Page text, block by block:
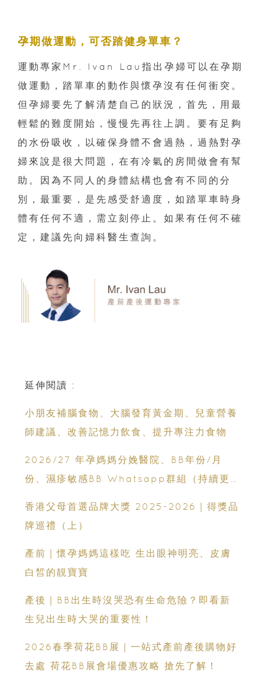
孕期做運動，可否踏健身單車？
運動專家Mr. Ivan Lau指出孕婦可以在孕期
做運動，踏單車的動作與懷孕沒有任何衝突。
但孕婦要先了解清楚自己的狀況，首先，用最
輕鬆的難度開始，慢慢先再往上調。要有足夠
的水份吸收，以確保身體不會過熱，過熱對孕
婦來說是很大問題，在有冷氣的房間做會有幫
助。因為不同人的身體結構也會有不同的分
別，最重要，是先感受舒適度，如踏單車時身
體有任何不適，需立刻停止。如果有任何不確
定，建議先向婦科醫生查詢。
延伸閱讀 :
小朋友補腦食物、大腦發育黃金期、兒童營養
師建議、改善記憶力飲食、提升專注力食物
2026/27 年孕媽媽分娩醫院、BB年份/月
份、濕疹敏感BB Whatsapp群組（持續更
香港父母首選品牌大獎 2025-2026｜得獎品
牌巡禮（上）
產前｜懷孕媽媽這樣吃 生出眼神明亮、皮膚
白皙的靚寶寶
產後｜BB出生時沒哭恐有生命危險？即看新
生兒出生時大哭的重要性！
2026春季荷花BB展｜一站式產前產後購物好
去處 荷花BB展會場優惠攻略 搶先了解！